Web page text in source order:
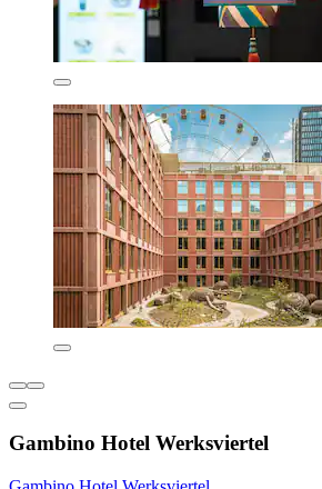
Gambino Hotel Werksviertel